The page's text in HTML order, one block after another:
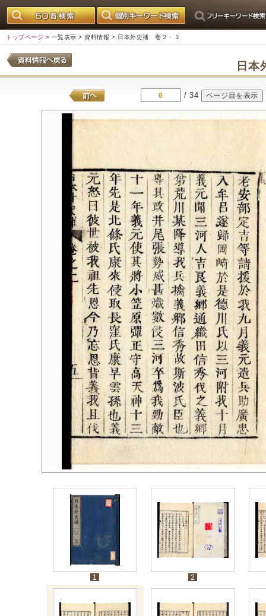
トップページ > 一覧表示 > 資料情報 > 日本外史補 巻２・３
日
/ 34
1 2